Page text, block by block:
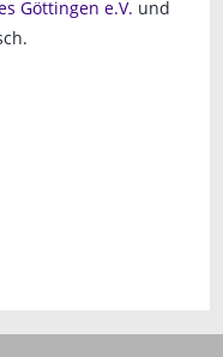
Göttingen e.V. und